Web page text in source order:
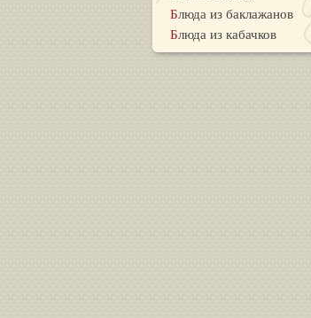
Блюда из баклажанов
Блюда из кабачков